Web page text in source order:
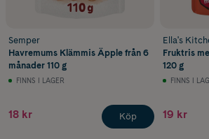
Semper
Havremums Klämmis Äpple från 6
månader 110 g
FINNS I LAGER
18 kr Köp
Ella's
Fruktris
120 g
FINNS I
19 kr